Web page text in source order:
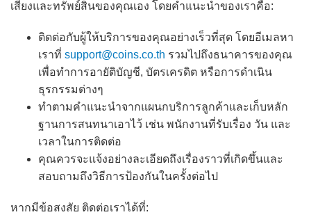
เสียงและทรัพย์สินของคุณเอง โดยคำแนะนำของเราคือ:
ติดต่อกับผู้ให้บริการของคุณอย่างเร็วที่สุด โดยอีเมลหา
เราที่ support@coins.co.th รวมไปถึงธนาคารของคุณ
เพื่อทำการอายัติบัญชี, บัตรเครดิต หรือการดำเนิน
ธุรกรรมต่างๆ
ทำตามคำแนะนำจากแผนกบริการลูกค้าและเก็บหลัก
ฐานการสนทนาเอาไว้ เช่น พนักงานที่รับเรื่อง วัน และ
เวลาในการติดต่อ
คุณควรจะแจ้งอย่างละเอียดถึงเรื่องราวที่เกิดขึ้นและ
สอบถามถึงวิธีการป้องกันในครั้งต่อไป
หากมีข้อสงสัย ติดต่อเราได้ที่: